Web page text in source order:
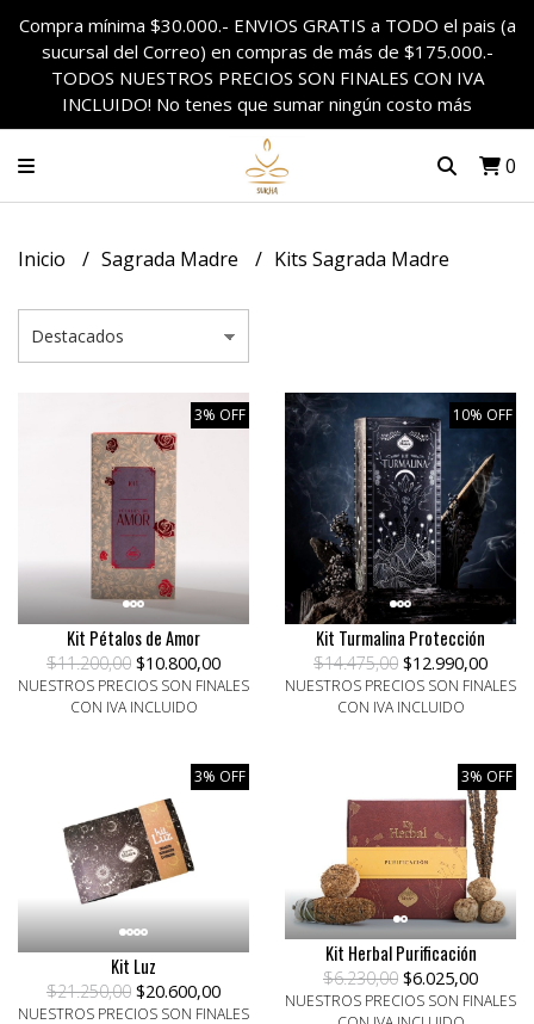
Compra mínima $30.000.- ENVIOS GRATIS a TODO el pais (a
sucursal del Correo) en compras de más de $175.000.-
TODOS NUESTROS PRECIOS SON FINALES CON IVA
INCLUIDO! No tenes que sumar ningún costo más
0
Inicio Sagrada Madre Kits Sagrada Madre
3% OFF
Kit Pétalos de Amor
$11.200,00 $10.800,00
NUESTROS PRECIOS SON FINALES
CON IVA INCLUIDO
10% OFF
Kit Turmalina Protección
$14.475,00 $12.990,00
NUESTROS PRECIOS SON FINALES
CON IVA INCLUIDO
3% OFF
Kit Luz
$21.250,00 $20.600,00
NUESTROS PRECIOS SON FINALES
3% OFF
Kit Herbal Purificación
$6.230,00 $6.025,00
NUESTROS PRECIOS SON FINALES